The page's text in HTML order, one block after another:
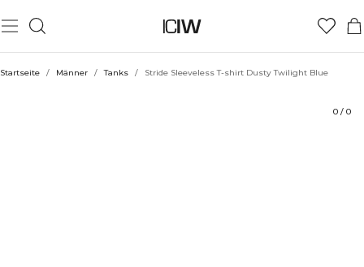
Startseite / Männer / Tanks / Stride Sleeveless T-shirt Dusty Twilight Blue
0 / 0